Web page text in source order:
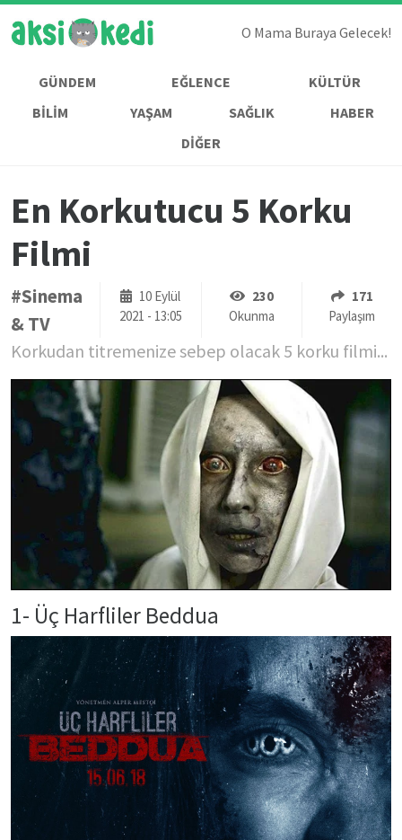
O Mama Buraya Gelecek!
GÜNDEM EĞLENCE
KÜLTÜR
BİLİM
YAŞAM SAĞLIK
HABER
DİĞER
En Korkutucu 5 Korku
Filmi
#Sinema
& TV
10 Eylül
2021 - 13:05
230
Okunma
171
Paylaşım
Korkudan titremenize sebep olacak 5 korku filmi...
1- Üç Harfliler Beddua